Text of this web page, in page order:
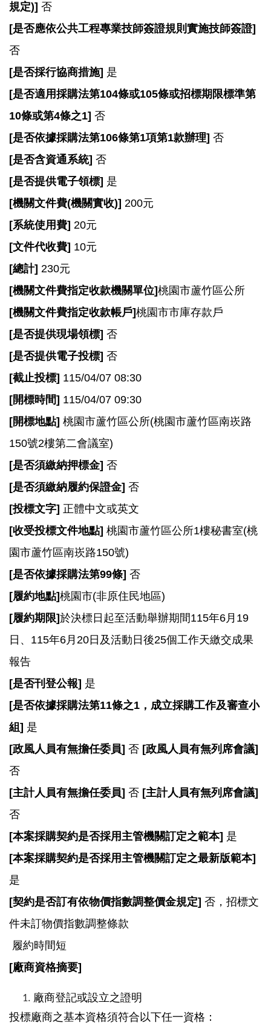
規定)] 否
[是否應依公共工程專業技師簽證規則實施技師簽證]
否
[是否採行協商措施] 是
[是否適用採購法第104條或105條或招標期限標準第
10條或第4條之1] 否
[是否依據採購法第106條第1項第1款辦理] 否
[是否含資通系統] 否
[是否提供電子領標] 是
[機關文件費(機關實收)] 200元
[系統使用費] 20元
[文件代收費] 10元
[總計] 230元
[機關文件費指定收款機關單位]桃園市蘆竹區公所
[機關文件費指定收款帳戶]桃園市市庫存款戶
[是否提供現場領標] 否
[是否提供電子投標] 否
[截止投標] 115/04/07 08:30
[開標時間] 115/04/07 09:30
[開標地點] 桃園市蘆竹區公所(桃園市蘆竹區南崁路
150號2樓第二會議室)
[是否須繳納押標金] 否
[是否須繳納履約保證金] 否
[投標文字] 正體中文或英文
[收受投標文件地點] 桃園市蘆竹區公所1樓秘書室(桃
園市蘆竹區南崁路150號)
[是否依據採購法第99條] 否
[履約地點]桃園市(非原住民地區)
[履約期限]於決標日起至活動舉辦期間115年6月19
日、115年6月20日及活動日後25個工作天繳交成果
報告
[是否刊登公報] 是
[是否依據採購法第11條之1，成立採購工作及審查小
組] 是
[政風人員有無擔任委員] 否 [政風人員有無列席會議]
否
[主計人員有無擔任委員] 否 [主計人員有無列席會議]
否
[本案採購契約是否採用主管機關訂定之範本] 是
[本案採購契約是否採用主管機關訂定之最新版範本]
是
[契約是否訂有依物價指數調整價金規定] 否，招標文
件未訂物價指數調整條款
履約時間短
[廠商資格摘要]
廠商登記或設立之證明
投標廠商之基本資格須符合以下任一資格：